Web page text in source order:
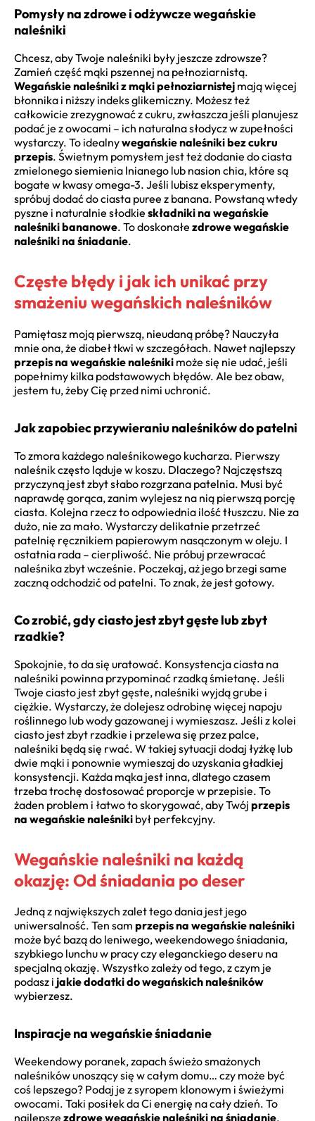
Pomysły na zdrowe i odżywcze wegańskie
naleśniki
Chcesz, aby Twoje naleśniki były jeszcze zdrowsze?
Zamień część mąki pszennej na pełnoziarnistą.
Wegańskie naleśniki z mąki pełnoziarnistej mają więcej
błonnika i niższy indeks glikemiczny. Możesz też
całkowicie zrezygnować z cukru, zwłaszcza jeśli planujesz
podać je z owocami – ich naturalna słodycz w zupełności
wystarczy. To idealnywegańskie naleśniki bez cukru
przepis. Świetnym pomysłem jest też dodanie do ciasta
zmielonego siemienia lnianego lub nasion chia, które są
bogate w kwasy omega-3. Jeśli lubisz eksperymenty,
spróbuj dodać do ciasta puree z banana. Powstaną wtedy
pyszne i naturalnie słodkie składniki na wegańskie
naleśniki bananowe. To doskonałe zdrowe wegańskie
naleśniki na śniadanie.
Częste błędy i jak ich unikać przy
smażeniu wegańskich naleśników
Pamiętasz moją pierwszą, nieudaną próbę? Nauczyła
mnie ona, że diabeł tkwi w szczegółach. Nawet najlepszy
przepis na wegańskie naleśniki może się nie udać, jeśli
popełnimy kilka podstawowych błędów. Ale bez obaw,
jestem tu, żeby Cię przed nimi uchronić.
Jak zapobiec przywieraniu naleśników do patelni
To zmora każdego naleśnikowego kucharza. Pierwszy
naleśnik często ląduje w koszu. Dlaczego? Najczęstszą
przyczyną jest zbyt słabo rozgrzana patelnia. Musi być
naprawdę gorąca, zanim wylejesz na nią pierwszą porcję
ciasta. Kolejna rzecz to odpowiednia ilość tłuszczu. Nie za
dużo, nie za mało. Wystarczy delikatnie przetrzeć
patelnię ręcznikiem papierowym nasączonym w oleju. I
ostatnia rada – cierpliwość. Nie próbuj przewracać
naleśnika zbyt wcześnie. Poczekaj, aż jego brzegi same
zaczną odchodzić od patelni. To znak, że jest gotowy.
Co zrobić, gdy ciasto jest zbyt gęste lub zbyt
rzadkie?
Spokojnie, to da się uratować. Konsystencja ciasta na
naleśniki powinna przypominać rzadką śmietanę. Jeśli
Twoje ciasto jest zbyt gęste, naleśniki wyjdą grube i
ciężkie. Wystarczy, że dolejesz odrobinę więcej napoju
roślinnego lub wody gazowanej i wymieszasz. Jeśli z kolei
ciasto jest zbyt rzadkie i przelewa się przez palce,
naleśniki będą się rwać. W takiej sytuacji dodaj łyżkę lub
dwie mąki i ponownie wymieszaj do uzyskania gładkiej
konsystencji. Każda mąka jest inna, dlatego czasem
trzeba trochę dostosować proporcje w przepisie. To
żaden problem i łatwo to skorygować, aby Twój przepis
na wegańskie naleśniki był perfekcyjny.
Wegańskie naleśniki na każdą
okazję: Od śniadania po deser
Jedną z największych zalet tego dania jest jego
uniwersalność. Ten sam przepis na wegańskie naleśniki
może być bazą do leniwego, weekendowego śniadania,
szybkiego lunchu w pracy czy eleganckiego deseru na
specjalną okazję. Wszystko zależy od tego, z czym je
podasz i jakie dodatki do wegańskich naleśników
wybierzesz.
Inspiracje na wegańskie śniadanie
Weekendowy poranek, zapach świeżo smażonych
naleśników unoszący się w całym domu… czy może być
coś lepszego? Podaj je z syropem klonowym i świeżymi
owocami. Taki posiłek da Ci energię na cały dzień. To
najlepsze zdrowe wegańskie naleśniki na śniadanie.